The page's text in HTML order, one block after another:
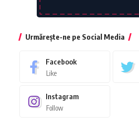
Urmărește-ne pe Social Media
Facebook
Like
Instagram
Follow